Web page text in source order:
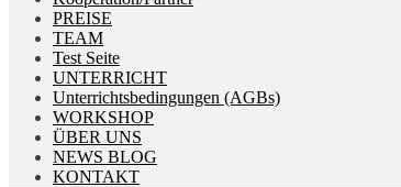
PREISE
TEAM
Test Seite
UNTERRICHT
Unterrichtsbedingungen (AGBs)
WORKSHOP
ÜBER UNS
NEWS BLOG
KONTAKT